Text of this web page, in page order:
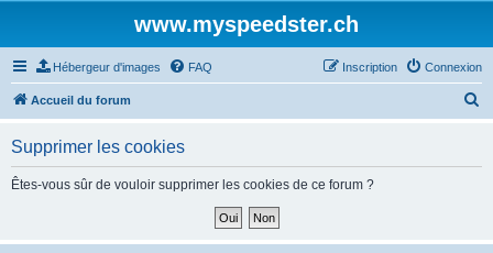
www.myspeedster.ch
Hébergeur d'images FAQ Connexion
Inscription
Accueil du forum
Supprimer les cookies
Êtes-vous sûr de vouloir supprimer les cookies de ce forum ?